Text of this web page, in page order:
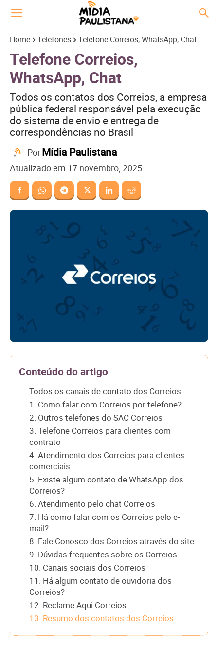
Home Telefones Telefone Correios, WhatsApp, Chat
Telefone Correios,
WhatsApp, Chat
Todos os contatos dos Correios, a empresa
pública federal responsável pela execução
do sistema de envio e entrega de
correspondências no Brasil
PorMídia Paulistana
Atualizado em 17 novembro, 2025
Conteúdo do artigo
Todos os canais de contato dos Correios
1. Como falar com Correios por telefone?
2. Outros telefones do SAC Correios
3. Telefone Correios para clientes com
contrato
4. Atendimento dos Correios para clientes
comerciais
5. Existe algum contato de WhatsApp dos
Correios?
6. Atendimento pelo chat Correios
7. Há como falar com os Correios pelo e-
mail?
8. Fale Conosco dos Correios através do site
9. Dúvidas frequentes sobre os Correios
10. Canais sociais dos Correios
11. Há algum contato de ouvidoria dos
Correios?
12. Reclame Aqui Correios
13. Resumo dos contatos dos Correios